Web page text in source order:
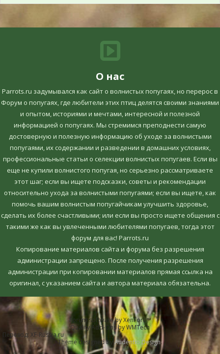
О нас
Parrots.ru задумывался как сайт о волнистых попугаях, но перерос в
Форум о попугаях, где любители этих птиц делятся своими знаниями
и опытом, историями и мечтами, интересной и полезной
информацией о попугаях. Мы стремимся преподнести самую
достоверную и полезную информацию об уходе за волнистыми
попугаями, их содержании и разведении в домашних условиях,
профессиональные статьи о селекции волнистых попугаев. Если вы
еще не купили волнистого попугая, но серьезно рассматриваете
этот шаг; если вы ищете подсказки, советы и рекомендации
относительно ухода за волнистыми попугаями; если вы ищете, как
помочь вашим волнистым попугайчикам улучшить здоровье,
сделать их более счастливыми; или если вы просто ищете общения с
такими же как вы увлеченными любителями попугаев, тогда этот
форум для вас! Parrots.ru
Копирование материалов сайта и форума без разрешения
администрации запрещено. После получения разрешения
администрации при копировании материалов прямая ссылка на
оригинал, c указанием сайта и автора материала обязательна.
Forum software by XenForo™
Quality Add-Ons by WMTech
Перевод: XF-Russia.ru
Theme designed byAudentio Design.